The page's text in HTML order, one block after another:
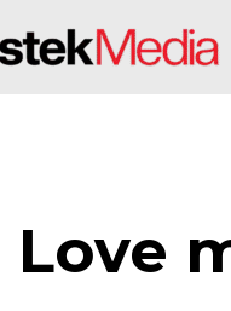
Love